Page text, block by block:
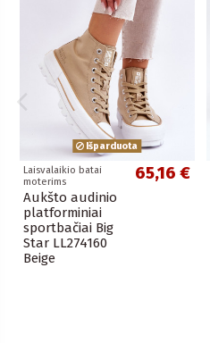
Išparduota
Laisvalaikio batai
moterims
Aukšto audinio
platforminiai
sportbačiai Big
Star LL274160
Beige
65,16 €